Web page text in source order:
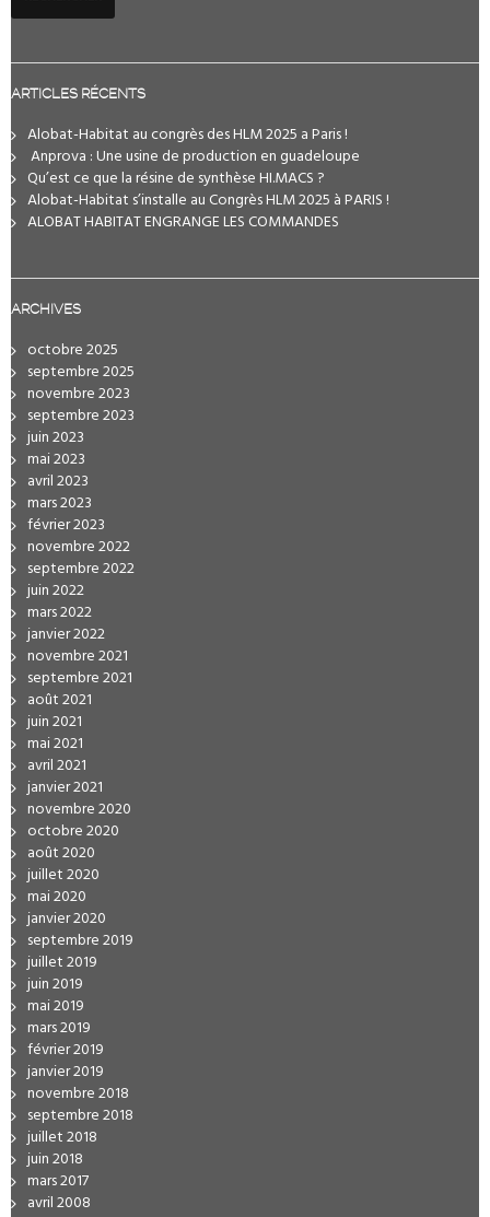
ARTICLES RÉCENTS
Alobat-Habitat au congrès des HLM 2025 a Paris !
️ Anprova : Une usine de production en guadeloupe
Qu’est ce que la résine de synthèse HI.MACS ?
Alobat-Habitat s’installe au Congrès HLM 2025 à PARIS !
ALOBAT HABITAT ENGRANGE LES COMMANDES
ARCHIVES
octobre 2025
septembre 2025
novembre 2023
septembre 2023
juin 2023
mai 2023
avril 2023
mars 2023
février 2023
novembre 2022
septembre 2022
juin 2022
mars 2022
janvier 2022
novembre 2021
septembre 2021
août 2021
juin 2021
mai 2021
avril 2021
janvier 2021
novembre 2020
octobre 2020
août 2020
juillet 2020
mai 2020
janvier 2020
septembre 2019
juillet 2019
juin 2019
mai 2019
mars 2019
février 2019
janvier 2019
novembre 2018
septembre 2018
juillet 2018
juin 2018
mars 2017
avril 2008